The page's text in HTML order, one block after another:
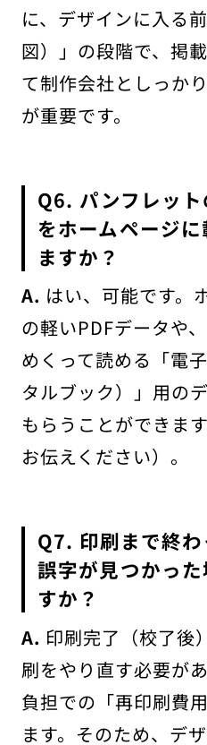
に、デザインに入る
図）」の段階で、掲
て制作会社としっか
が重要です。
Q6. パンフレッ
をホームページ
ますか？
A. はい、可能です。
の軽いPDFデータや
めくって読める「電
タルブック）」用の
もらうことができま
お伝えください）。
Q7. 印刷まで終
誤字が見つかっ
すか？
A. 印刷完了（校了後
刷をやり直す必要が
負担での「再印刷費
ます。そのため、デ